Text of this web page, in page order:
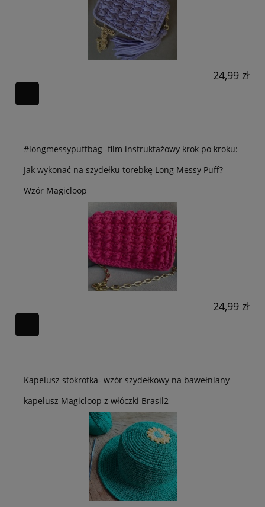
24,99 zł
#longmessypuffbag -film instruktażowy krok po kroku:
Jak wykonać na szydełku torebkę Long Messy Puff?
Wzór Magicloop
24,99 zł
Kapelusz stokrotka- wzór szydełkowy na bawełniany
kapelusz Magicloop z włóczki Brasil2